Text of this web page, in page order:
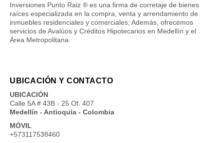
Inversiones Punto Raiz ® es una firma de corretaje de bienes
raíces especializada en la compra, venta y arrendamiento de
inmuebles residenciales y comerciales; Además, ofrecemos
servicios de Avalúos y Créditos Hipotecarios en Medellín y el
Área Metropolitana.
UBICACIÓN Y CONTACTO
UBICACIÓN
Calle 5A # 43B - 25 Of. 407
Medellín - Antioquia - Colombia
MÓVIL
+573117538460